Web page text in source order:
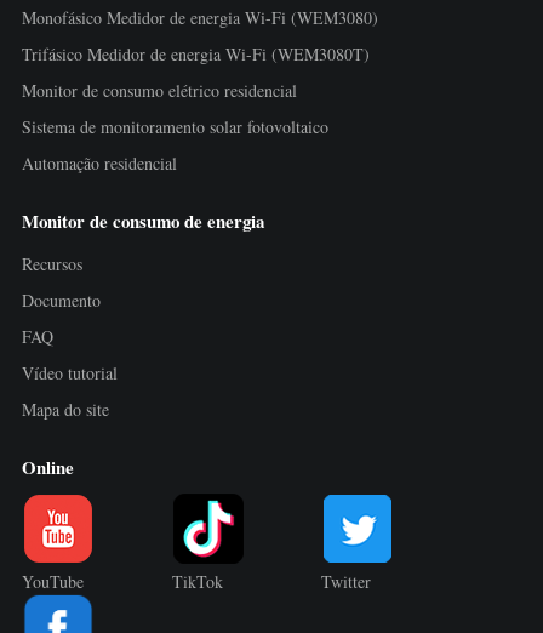
Monofásico Medidor de energia Wi-Fi (WEM3080)
Trifásico Medidor de energia Wi-Fi (WEM3080T)
Monitor de consumo elétrico residencial
Sistema de monitoramento solar fotovoltaico
Automação residencial
Monitor de consumo de energia
Recursos
Documento
FAQ
Vídeo tutorial
Mapa do site
Online
YouTube TikTok Twitter